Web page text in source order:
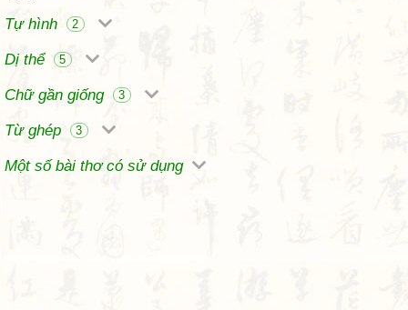
Tự hình
2
Dị thể 5
Chữ gần giống 3
Từ ghép 3
Một số bài thơ có sử dụng